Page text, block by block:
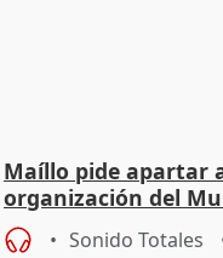
Maíllo pide apartar
organización del
Sonido Totales